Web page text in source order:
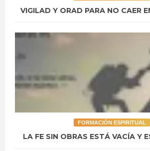
VIGILAD Y ORAD PARA NO CAER
FORMACIÓN ESPIRITUAL
LA FE SIN OBRAS ESTÁ VACÍA Y